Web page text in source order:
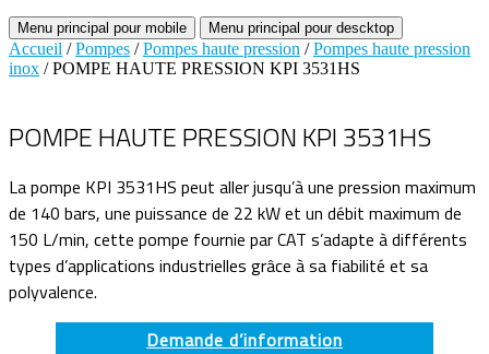
Menu principal pour mobile Menu principal pour descktop
Accueil /Pompes /Pompes haute pression /Pompes haute pression
inox / POMPE HAUTE PRESSION KPI 3531HS
POMPE HAUTE PRESSION KPI 3531HS
La pompe KPI 3531HS peut aller jusqu’à une pression maximum
de 140 bars, une puissance de 22 kW et un débit maximum de
150 L/min, cette pompe fournie par CAT s’adapte à différents
types d’applications industrielles grâce à sa fiabilité et sa
polyvalence.
Demande d’information